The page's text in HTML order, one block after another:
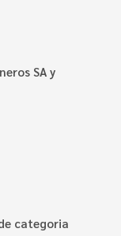
SA y
categoria